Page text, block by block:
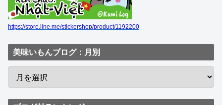
https://store.line.me/stickershop/product/1192200
美味いもんブログ：月別